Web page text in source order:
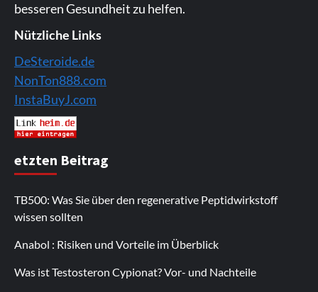
besseren Gesundheit zu helfen.
Nützliche Links
DeSteroide.de
NonTon888.com
InstaBuyJ.com
etzten Beitrag
TB500: Was Sie über den regenerative Peptidwirkstoff
wissen sollten
Anabol : Risiken und Vorteile im Überblick
Was ist Testosteron Cypionat? Vor- und Nachteile